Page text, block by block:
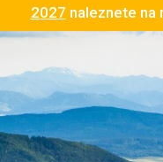
2027 naleznete na